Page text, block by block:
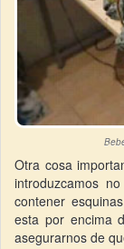
Otra cosa
introduzcamos
contener
esta por encima
asegurarnos de